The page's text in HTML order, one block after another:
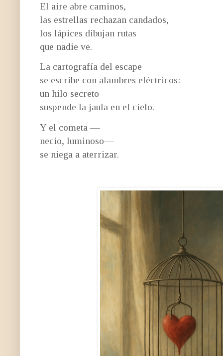
El aire abre caminos,
las estrellas rechazan candados,
los lápices dibujan rutas
que nadie ve.
La cartografía del escape
se escribe con alambres eléctricos:
un hilo secreto
suspende la jaula en el cielo.
Y el cometa —
necio, luminoso—
se niega a aterrizar.